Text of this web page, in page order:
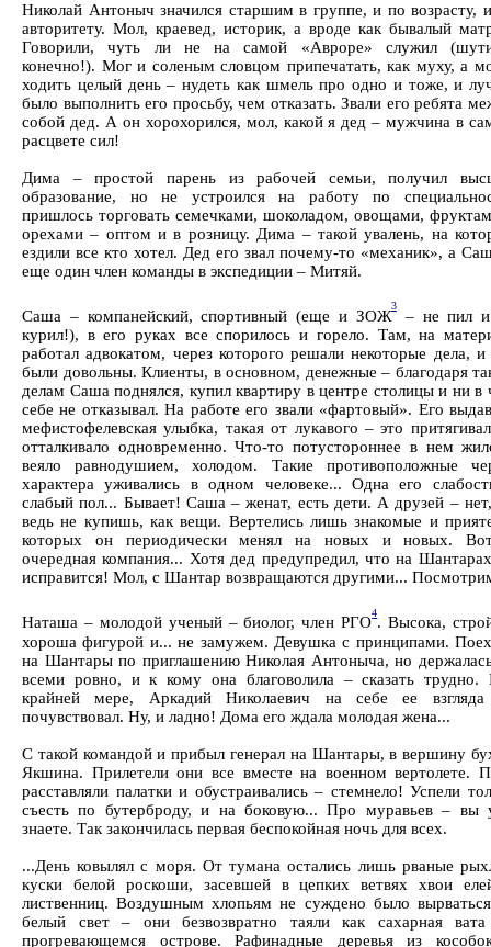
Николай Антоныч значился старшим в группе, и по возрасту,
авторитету. Мол, краевед, историк, а вроде как бывалый
Говорили, чуть ли не на самой «Авроре» служил
конечно!). Мог и соленым словцом припечатать, как муху, а
ходить целый день – нудеть как шмель про одно и тоже, и
было выполнить его просьбу, чем отказать. Звали его ребята
собой дед. А он хорохорился, мол, какой я дед – мужчина в
расцвете сил!
Дима – простой парень из рабочей семьи, получил
образование, но не устроился на работу по
пришлось торговать семечками, шоколадом, овощами,
орехами – оптом и в розницу. Дима – такой увалень, на
ездили все кто хотел. Дед его звал почему-то «механик», а
еще один член команды в экспедиции – Митяй.
Саша – компанейский, спортивный (еще и ЗОЖ
3
– не пил
курил!), в его руках все спорилось и горело. Там, на
работал адвокатом, через которого решали некоторые дела, и
были довольны. Клиенты, в основном, денежные – благодаря
делам Саша поднялся, купил квартиру в центре столицы и ни в
себе не отказывал. На работе его звали «фартовый». Его
мефистофелевская улыбка, такая от лукавого – это
отталкивало одновременно. Что-то потустороннее в нем
веяло равнодушием, холодом. Такие противоположные
характера уживались в одном человеке... Одна его
слабый пол... Бывает! Саша – женат, есть дети. А друзей –
ведь не купишь, как вещи. Вертелись лишь знакомые и
которых он периодически менял на новых и новых.
очередная компания... Хотя дед предупредил, что на
исправится! Мол, с Шантар возвращаются другими...
Наташа – молодой ученый – биолог, член РГО
4
. Высока,
хороша фигурой и... не замужем. Девушка с принципами.
на Шантары по приглашению Николая Антоныча, но
всеми ровно, и к кому она благоволила – сказать трудно.
крайней мере, Аркадий Николаевич на себе ее
почувствовал. Ну, и ладно! Дома его ждала молодая жена...
С такой командой и прибыл генерал на Шантары, в вершину
Якшина. Прилетели они все вместе на военном вертолете.
расставляли палатки и обустраивались – стемнело! Успели
съесть по бутерброду, и на боковую... Про муравьев – вы
знаете. Так закончилась первая беспокойная ночь для всех.
...День ковылял с моря. От тумана остались лишь рваные
куски белой роскоши, засевшей в цепких ветвях хвои
лиственниц. Воздушным хлопьям не суждено было
белый свет – они безвозвратно таяли как сахарная
прогревающемся острове. Рафинадные деревья из